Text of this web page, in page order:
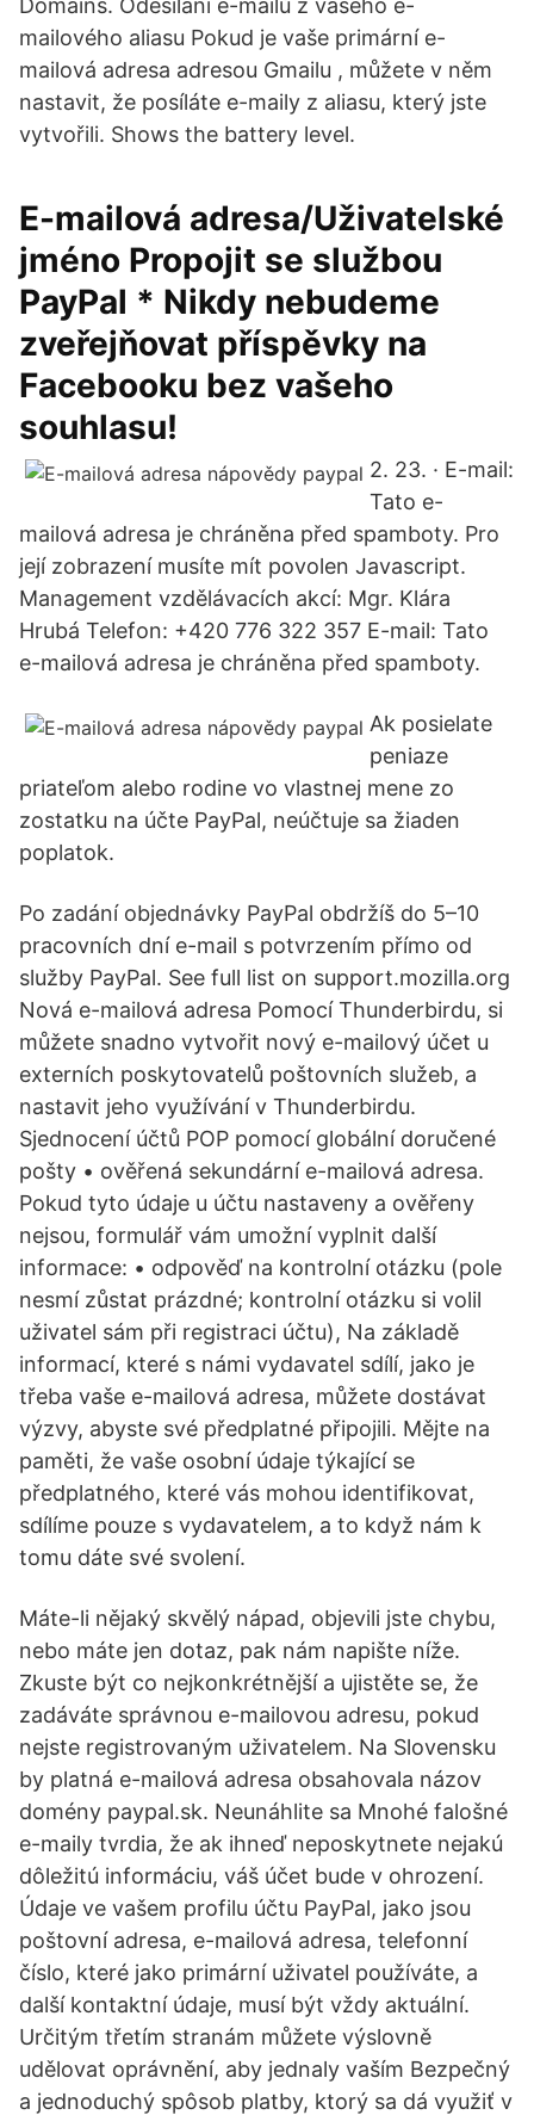
Domains. Odesílání e-mailů z vašeho e-
mailového aliasu Pokud je vaše primární e-
mailová adresa adresou Gmailu , můžete v něm
nastavit, že posíláte e-maily z aliasu, který jste
vytvořili. Shows the battery level.
E-mailová adresa/Uživatelské
jméno Propojit se službou
PayPal * Nikdy nebudeme
zveřejňovat příspěvky na
Facebooku bez vašeho
souhlasu!
2. 23. · E-mail:
Tato e-
mailová adresa je chráněna před spamboty. Pro
její zobrazení musíte mít povolen Javascript.
Management vzdělávacích akcí: Mgr. Klára
Hrubá Telefon: +420 776 322 357 E-mail: Tato
e-mailová adresa je chráněna před spamboty.
Ak posielate
peniaze
priateľom alebo rodine vo vlastnej mene zo
zostatku na účte PayPal, neúčtuje sa žiaden
poplatok.
Po zadání objednávky PayPal obdržíš do 5–10
pracovních dní e-mail s potvrzením přímo od
služby PayPal. See full list on support.mozilla.org
Nová e-mailová adresa Pomocí Thunderbirdu, si
můžete snadno vytvořit nový e-mailový účet u
externích poskytovatelů poštovních služeb, a
nastavit jeho využívání v Thunderbirdu.
Sjednocení účtů POP pomocí globální doručené
pošty • ověřená sekundární e-mailová adresa.
Pokud tyto údaje u účtu nastaveny a ověřeny
nejsou, formulář vám umožní vyplnit další
informace: • odpověď na kontrolní otázku (pole
nesmí zůstat prázdné; kontrolní otázku si volil
uživatel sám při registraci účtu), Na základě
informací, které s námi vydavatel sdílí, jako je
třeba vaše e-mailová adresa, můžete dostávat
výzvy, abyste své předplatné připojili. Mějte na
paměti, že vaše osobní údaje týkající se
předplatného, které vás mohou identifikovat,
sdílíme pouze s vydavatelem, a to když nám k
tomu dáte své svolení.
Máte-li nějaký skvělý nápad, objevili jste chybu,
nebo máte jen dotaz, pak nám napište níže.
Zkuste být co nejkonkrétnější a ujistěte se, že
zadáváte správnou e-mailovou adresu, pokud
nejste registrovaným uživatelem. Na Slovensku
by platná e-mailová adresa obsahovala názov
domény paypal.sk. Neunáhlite sa Mnohé falošné
e-maily tvrdia, že ak ihneď neposkytnete nejakú
dôležitú informáciu, váš účet bude v ohrození.
Údaje ve vašem profilu účtu PayPal, jako jsou
poštovní adresa, e-mailová adresa, telefonní
číslo, které jako primární uživatel používáte, a
další kontaktní údaje, musí být vždy aktuální.
Určitým třetím stranám můžete výslovně
udělovat oprávnění, aby jednaly vaším Bezpečný
a jednoduchý spôsob platby, ktorý sa dá využiť v